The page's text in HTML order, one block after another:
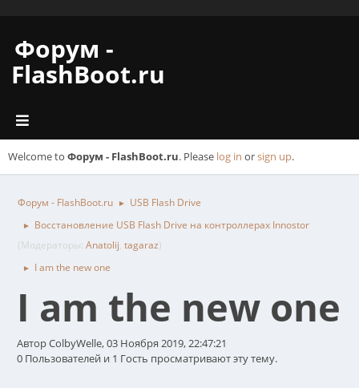
Форум -
FlashBoot.ru
Welcome to Форум - FlashBoot.ru. Please log in orsign up.
Форум - FlashBoot.ru ► USB Flash Drive
►
Восстановление USB Flash Drive на контроллерах Innostor
(Модераторы: Anatolij, tagaraz)
► I am the new one
I am the new one
Автор ColbyWelle, 03 Ноября 2019, 22:47:21
0 Пользователей и 1 Гость просматривают эту тему.